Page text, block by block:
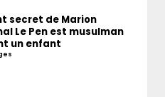
secret de Marion
Le Pen est musulman
un enfant